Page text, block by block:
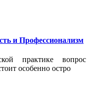
и Профессионализм
практике вопрос
особенно остро